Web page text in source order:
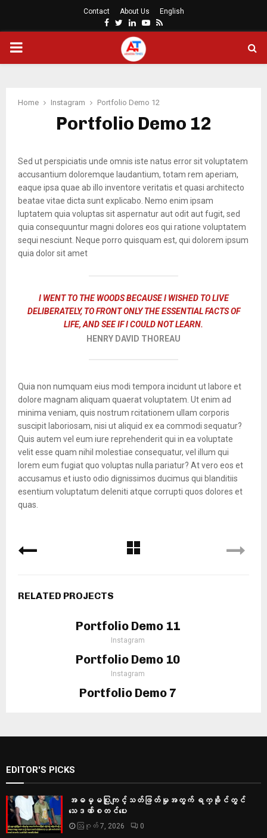
Contact About Us English
Facebook
Twitter
LinkedinYoutube
Rss
PRIMARY
Home Instagram Portfolio Demo 12
Portfolio Demo 12
Sed ut perspiciatis unde omnis iste natus error sit voluptatem
accusantium doloremque laudantium, totam rem aperiam,
eaque ipsa quae ab illo inventore veritatis et quasi architecto
beatae vitae dicta sunt explicabo. Nemo enim ipsam
luptatem quia voluptas sit aspernatur aut odit aut fugit, sed
quia consequuntur magni dolores eos qui ratione voluptatem
sequi nesciunt. Neque porro quisquam est, qui dolorem ipsum
quia dolor sit amet
I WENT TO THE WOODS BECAUSE I WISHED TO LIVE
DELIBERATELY, TO FRONT ONLY THE ESSENTIAL FACTS OF
LIFE, AND SEE IF I COULD NOT LEARN.
HENRY DAVID THOREAU
Quia non numquam eius modi tempora incidunt ut labore et
dolore magnam aliquam quaerat voluptatem. Ut enim ad
minima veniam, quis nostrum rcitationem ullam corporis
suscipit laboriosam, nisi ut aliquid ex ea commodi sequatur?
Quis autem vel eum iure reprehenderit qui in ea voluptate
velit esse quam nihil molestiae consequatur, vel illum qui
lorem eum fugiat quo voluptas nulla pariatur? At vero eos et
accusamus et iusto odio dignissimos ducimus qui blanditiis
esentium voluptatum deleniti atque corrupti quos dolores et
quas.
RELATED PROJECTS
Portfolio Demo 11
Instagram
Portfolio Demo 10
Instagram
Portfolio Demo 7
EDITOR'S PICKS
အဓမ္မပြုကျင့်သတ်ဖြတ်မှုအတွက် ရက္ခိုင်တွင်
သေဒဏ်စတင်ပေး
ဩဂုတ် 7, 2026 0